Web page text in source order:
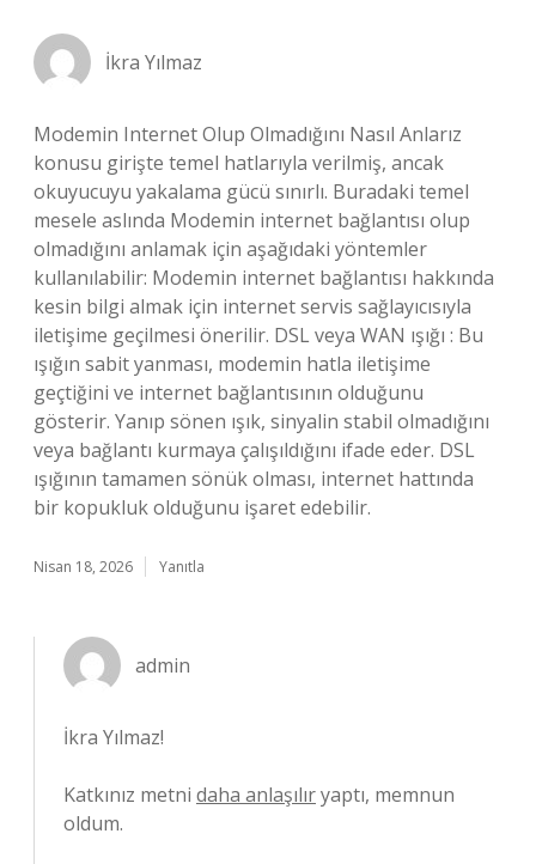
İkra Yılmaz
Modemin Internet Olup Olmadığını Nasıl Anlarız
konusu girişte temel hatlarıyla verilmiş, ancak
okuyucuyu yakalama gücü sınırlı. Buradaki temel
mesele aslında Modemin internet bağlantısı olup
olmadığını anlamak için aşağıdaki yöntemler
kullanılabilir: Modemin internet bağlantısı hakkında
kesin bilgi almak için internet servis sağlayıcısıyla
iletişime geçilmesi önerilir. DSL veya WAN ışığı : Bu
ışığın sabit yanması, modemin hatla iletişime
geçtiğini ve internet bağlantısının olduğunu
gösterir. Yanıp sönen ışık, sinyalin stabil olmadığını
veya bağlantı kurmaya çalışıldığını ifade eder. DSL
ışığının tamamen sönük olması, internet hattında
bir kopukluk olduğunu işaret edebilir.
Nisan 18, 2026 Yanıtla
admin
İkra Yılmaz!
Katkınız metni daha anlaşılıryaptı, memnun
oldum.